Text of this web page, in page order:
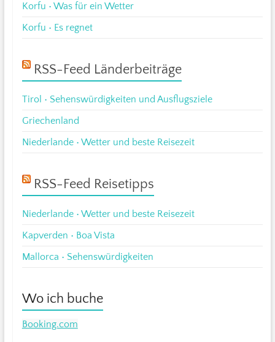
Korfu • Was für ein Wetter
Korfu • Es regnet
RSS-Feed Länderbeiträge
Tirol • Sehenswürdigkeiten und Ausflugsziele
Griechenland
Niederlande • Wetter und beste Reisezeit
RSS-Feed Reisetipps
Niederlande • Wetter und beste Reisezeit
Kapverden • Boa Vista
Mallorca • Sehenswürdigkeiten
Wo ich buche
Booking.com